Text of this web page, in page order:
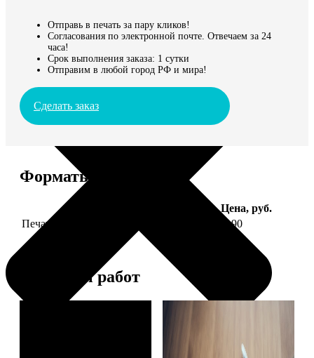
Отправь в печать за пару кликов!
Согласования по электронной почте. Отвечаем за 24
часа!
Срок выполнения заказа: 1 сутки
Отправим в любой город РФ и мира!
Сделать заказ
Форматы и цены
Цена, руб.
Печать фото на тарелке диаметром 20 см
1190
Примеры работ